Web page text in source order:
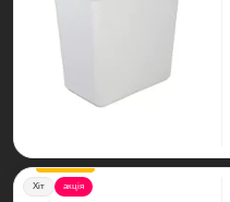
Хіт акція